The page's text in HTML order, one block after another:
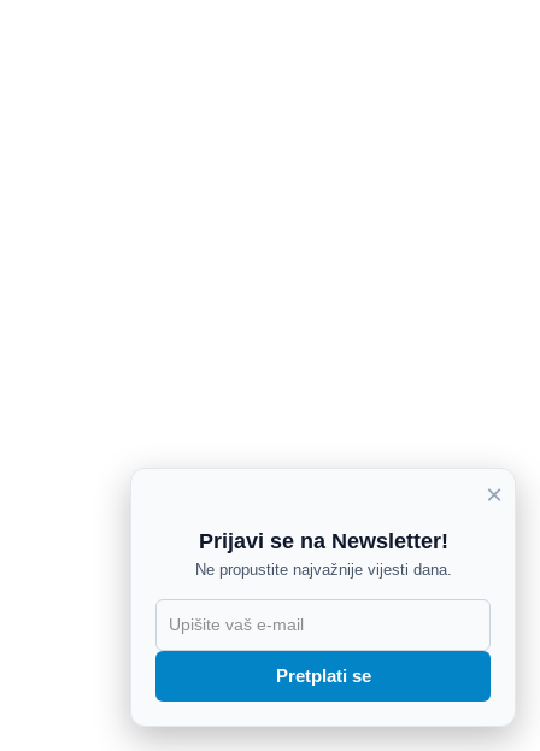
×
Prijavi se na Newsletter!
Ne propustite najvažnije vijesti dana.
Pretplati se